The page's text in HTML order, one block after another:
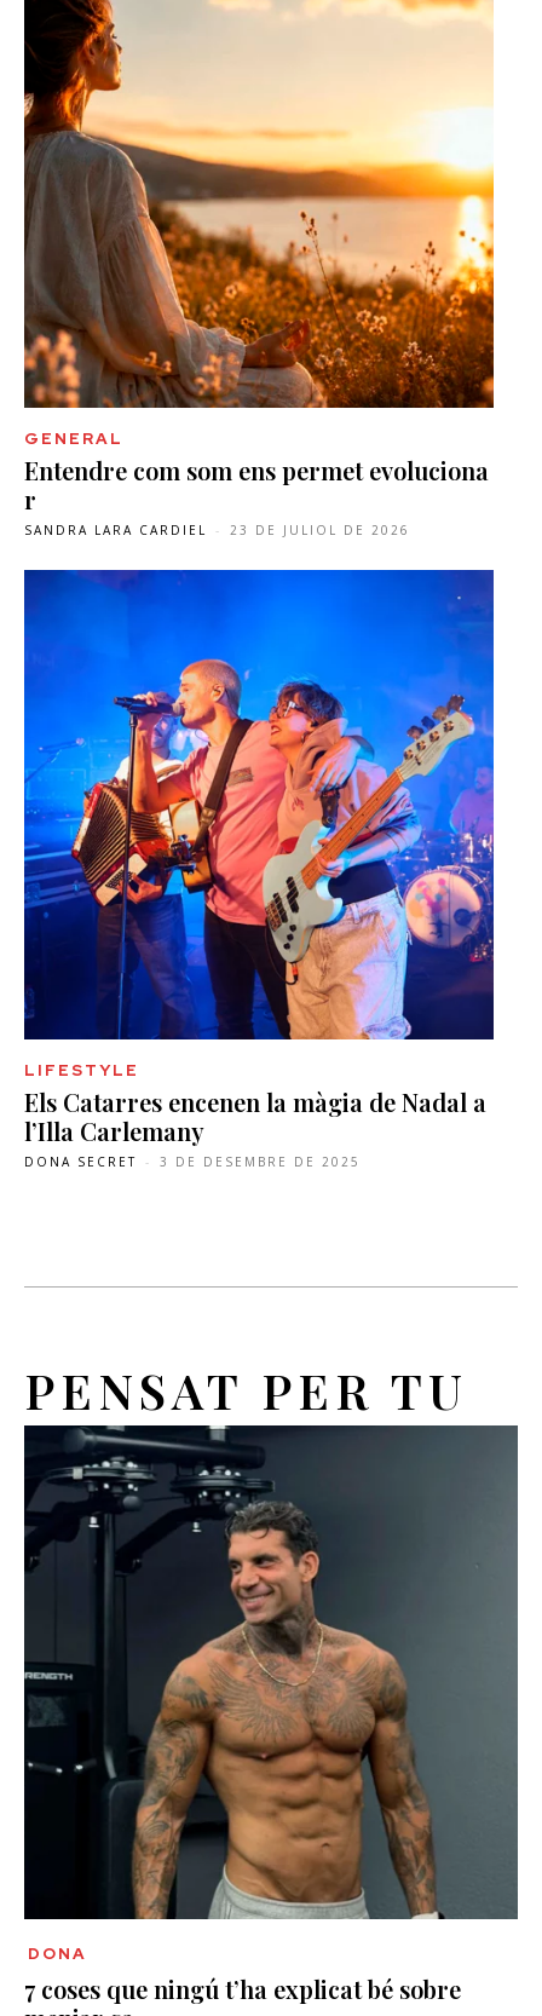
GENERAL
Entendre com som ens permet evoluciona
r
SANDRA LARA CARDIEL - 23 DE JULIOL DE 2026
LIFESTYLE
Els Catarres encenen la màgia de Nadal a
l’Illa Carlemany
DONA SECRET - 3 DE DESEMBRE DE 2025
PENSAT PER TU
DONA
7 coses que ningú t’ha explicat bé sobre